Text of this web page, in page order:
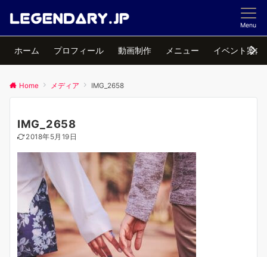
Menu
ホーム プロフィール 動画制作 メニュー イベント案内
Home メディア IMG_2658
IMG_2658
2018年5月19日